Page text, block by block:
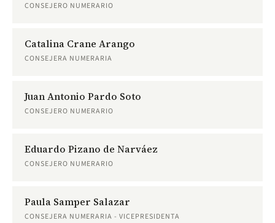
CONSEJERO NUMERARIO
Catalina Crane Arango
CONSEJERA NUMERARIA
Juan Antonio Pardo Soto
CONSEJERO NUMERARIO
Eduardo Pizano de Narváez
CONSEJERO NUMERARIO
Paula Samper Salazar
CONSEJERA NUMERARIA - VICEPRESIDENTA